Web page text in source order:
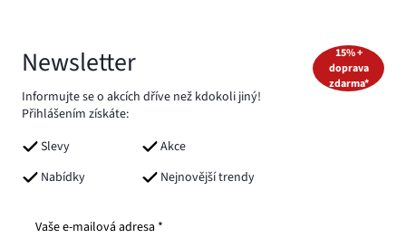
Newsletter
Informujte se o akcích dříve než kdokoli jiný!
Přihlášením získáte:
Slevy
Akce
Nabídky
Nejnovější trendy
15% +
doprava
zdarma*
Vaše e-mailová adresa *